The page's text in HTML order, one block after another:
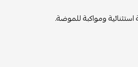
استثنائية ومواكبة للموضة.